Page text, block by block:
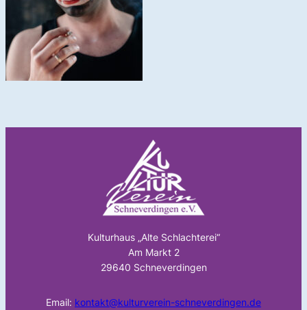
Kulturhaus „Alte Schlachterei“
Am Markt 2
29640 Schneverdingen
Email: kontakt@kulturverein-schneverdingen.de